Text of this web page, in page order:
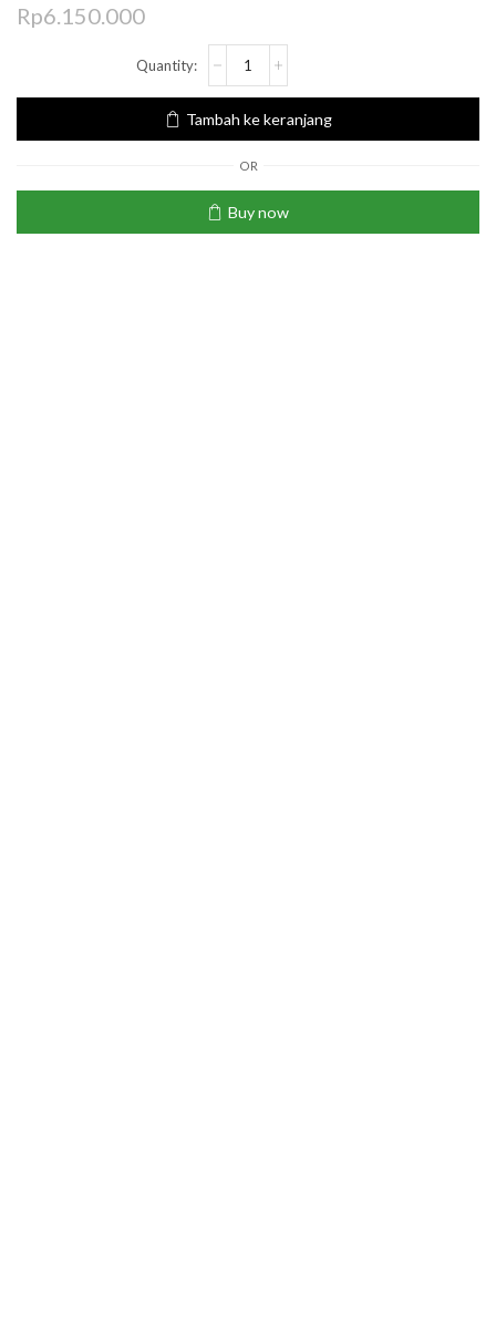
Rp6.150.000
Tambah ke keranjang
OR
Buy now